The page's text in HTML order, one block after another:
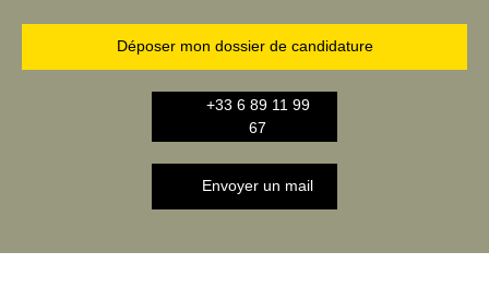
Déposer mon dossier de candidature
+33 6 89 11 99
67
Envoyer un mail